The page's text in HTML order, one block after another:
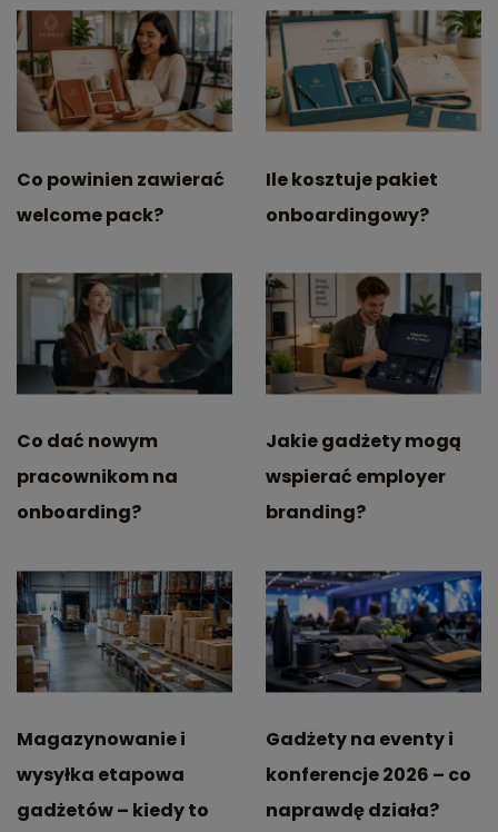
Co powinien zawierać
welcome pack?
Ile kosztuje pakiet
onboardingowy?
Co dać nowym
pracownikom na
onboarding?
Jakie gadżety mogą
wspierać employer
branding?
Magazynowanie i
wysyłka etapowa
gadżetów – kiedy to
Gadżety na eventy i
konferencje 2026 – co
naprawdę działa?